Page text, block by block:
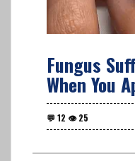
Fungus
When You